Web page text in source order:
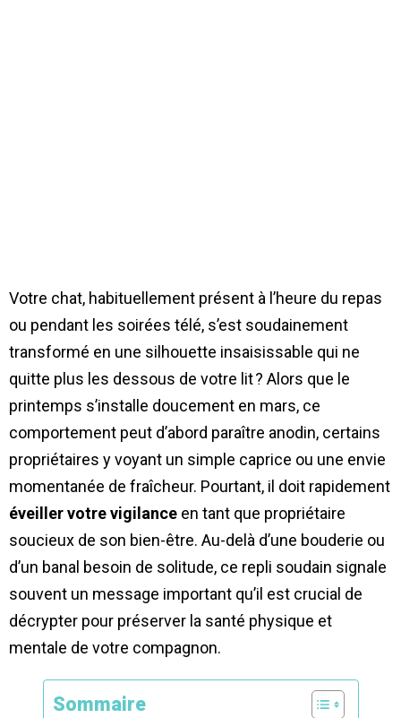
Votre chat, habituellement présent à l’heure du repas
ou pendant les soirées télé, s’est soudainement
transformé en une silhouette insaisissable qui ne
quitte plus les dessous de votre lit ? Alors que le
printemps s’installe doucement en mars, ce
comportement peut d’abord paraître anodin, certains
propriétaires y voyant un simple caprice ou une envie
momentanée de fraîcheur. Pourtant, il doit rapidement
éveiller votre vigilance en tant que propriétaire
soucieux de son bien-être. Au-delà d’une bouderie ou
d’un banal besoin de solitude, ce repli soudain signale
souvent un message important qu’il est crucial de
décrypter pour préserver la santé physique et
mentale de votre compagnon.
Sommaire